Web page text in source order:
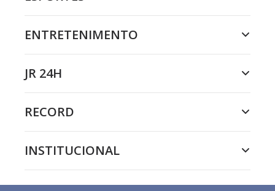
ENTRETENIMENTO
JR 24H
RECORD
INSTITUCIONAL